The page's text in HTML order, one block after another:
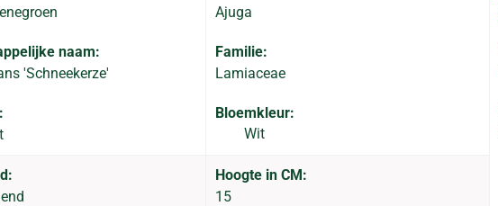
naam:
'Schneekerze'
Ajuga
Familie:
Lamiaceae
Bloemkleur:
Wit
Hoogte in CM:
15